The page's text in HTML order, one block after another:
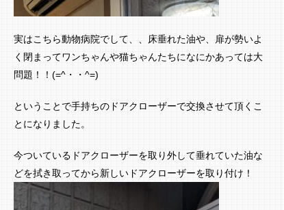
実はこちら動物病院でして、、床垂れた油や、扉が勢いよ
く閉まってワンちゃんや猫ちゃんたちになにかあっては大
問題！！(=^・・^=)
ということで手持ちのドアクローザーで交換させて頂くこ
とになりました。
今ついているドアクローザーを取り外して垂れていた油な
どを拭き取ってから新しいドアクローザーを取り付け！